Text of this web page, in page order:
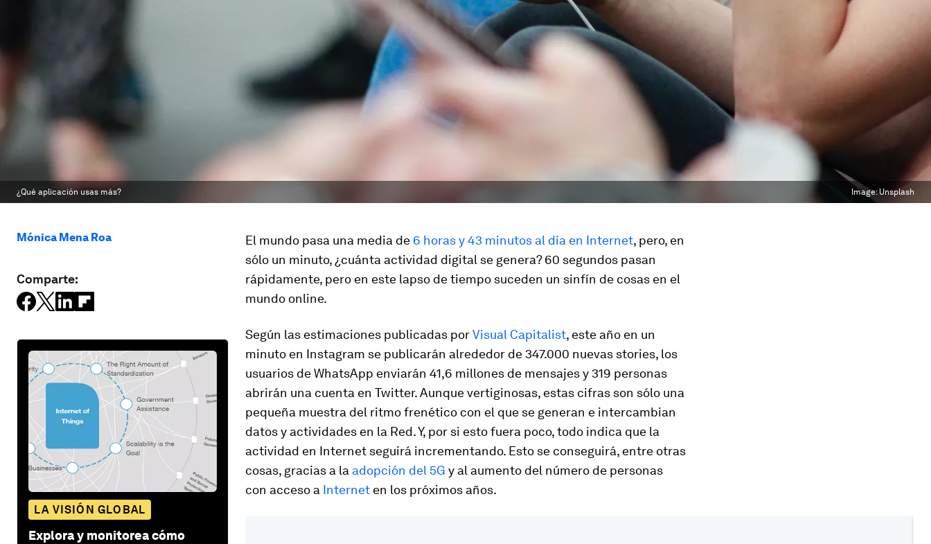
¿Qué aplicación usas más? Image:Unsplash
Mónica Mena Roa
Comparte:
LA VISIÓN GLOBAL
Explora y monitorea cómo
El mundo pasa una media de 6 horas y 43 minutos al día en Internet, pero, en
sólo un minuto, ¿cuánta actividad digital se genera? 60 segundos pasan
rápidamente, pero en este lapso de tiempo suceden un sinfín de cosas en el
mundo online.
Según las estimaciones publicadas porVisual Capitalist, este año en un
minuto en Instagram se publicarán alrededor de 347.000 nuevas stories, los
usuarios de WhatsApp enviarán 41,6 millones de mensajes y 319 personas
abrirán una cuenta en Twitter. Aunque vertiginosas, estas cifras son sólo una
pequeña muestra del ritmo frenético con el que se generan e intercambian
datos y actividades en la Red. Y, por si esto fuera poco, todo indica que la
actividad en Internet seguirá incrementando. Esto se conseguirá, entre otras
cosas, gracias a la adopción del 5G y al aumento del número de personas
con acceso a Internet en los próximos años.